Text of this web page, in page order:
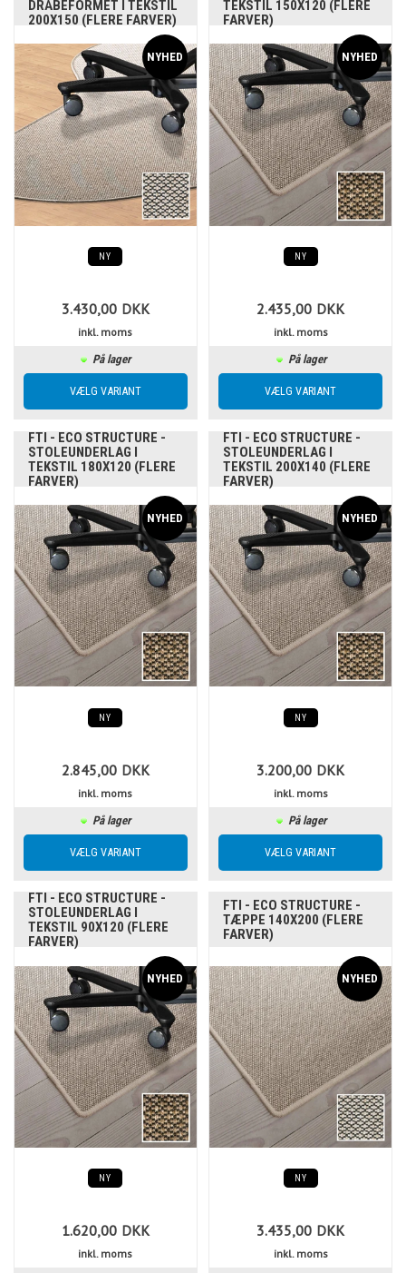
DRÅBEFORMET I TEKSTIL
200X150 (FLERE FARVER)
NY
3.430,00 DKK
inkl. moms
På lager
TEKSTIL 150X120 (FLERE
FARVER)
NY
2.435,00 DKK
inkl. moms
På lager
FTI - ECO STRUCTURE -
STOLEUNDERLAG I
TEKSTIL 180X120 (FLERE
FARVER)
NY
2.845,00 DKK
inkl. moms
På lager
FTI - ECO STRUCTURE -
STOLEUNDERLAG I
TEKSTIL 200X140 (FLERE
FARVER)
NY
3.200,00 DKK
inkl. moms
På lager
FTI - ECO STRUCTURE -
STOLEUNDERLAG I
TEKSTIL 90X120 (FLERE
FARVER)
NY
1.620,00 DKK
inkl. moms
FTI - ECO STRUCTURE -
TÆPPE 140X200 (FLERE
FARVER)
NY
3.435,00 DKK
inkl. moms